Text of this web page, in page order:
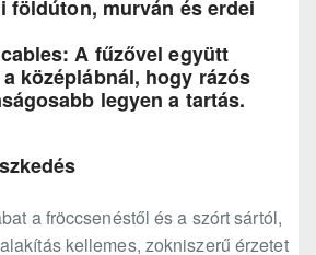
földúton, murván és erdei
A fűzővel együtt
középlábnál, hogy rázós
legyen a tartás.
a fröccsenéstől és a szórt sártól,
kellemes, zokniszerű érzetet